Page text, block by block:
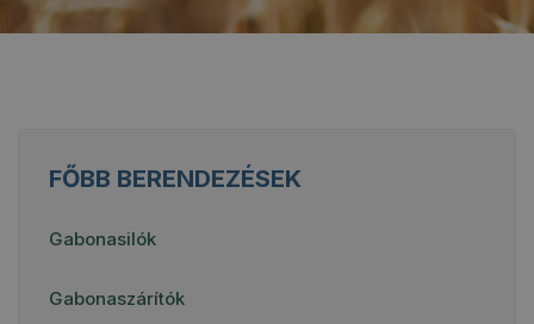
FŐBB BERENDEZÉSEK
Gabonasilók
Gabonaszárítók